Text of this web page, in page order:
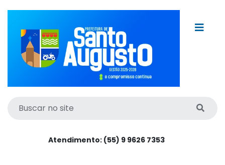
Atendimento: (55) 9 9626 7353